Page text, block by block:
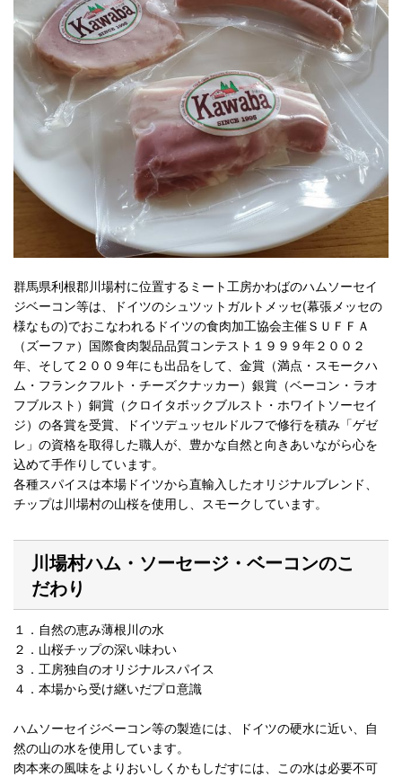
群馬県利根郡川場村に位置するミート工房かわばのハムソーセイ
ジベーコン等は、ドイツのシュツットガルトメッセ(幕張メッセの
様なもの)でおこなわれるドイツの食肉加工協会主催ＳＵＦＦＡ
（ズーファ）国際食肉製品品質コンテスト１９９９年２００２
年、そして２００９年にも出品をして、金賞（満点・スモークハ
ム・フランクフルト・チーズクナッカー）銀賞（ベーコン・ラオ
フブルスト）銅賞（クロイタボックブルスト・ホワイトソーセイ
ジ）の各賞を受賞、ドイツデュッセルドルフで修行を積み「ゲゼ
レ」の資格を取得した職人が、豊かな自然と向きあいながら心を
込めて手作りしています。
各種スパイスは本場ドイツから直輸入したオリジナルブレンド、
チップは川場村の山桜を使用し、スモークしています。
川場村ハム・ソーセージ・ベーコンのこ
だわり
１．自然の恵み薄根川の水
２．山桜チップの深い味わい
３．工房独自のオリジナルスパイス
４．本場から受け継いだプロ意識
ハムソーセイジベーコン等の製造には、ドイツの硬水に近い、自
然の山の水を使用しています。
肉本来の風味をよりおいしくかもしだすには、この水は必要不可